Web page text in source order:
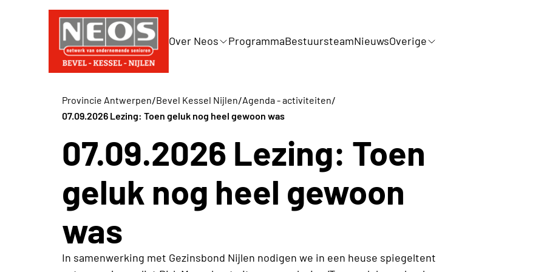
Over Neos ProgrammaBestuursteamNieuwsOverige
Provincie Antwerpen/Bevel Kessel Nijlen/Agenda - activiteiten/
07.09.2026 Lezing: Toen geluk nog heel gewoon was
07.09.2026 Lezing: Toen
geluk nog heel gewoon
was
In samenwerking met Gezinsbond Nijlen nodigen we in een heuse spiegeltent